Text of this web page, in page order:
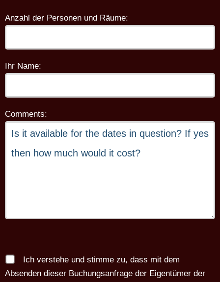
Anzahl der Personen und Räume:
Ihr Name:
Comments:
Ich verstehe und stimme zu, dass mit dem
Absenden dieser Buchungsanfrage der Eigentümer der